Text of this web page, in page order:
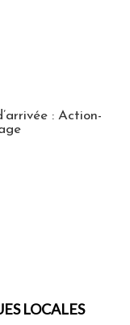
: Action-
LOCALES